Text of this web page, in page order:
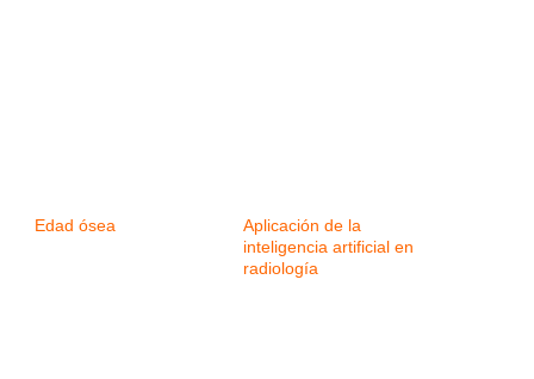
Edad ósea
Aplicación de la
inteligencia artificial en
radiología